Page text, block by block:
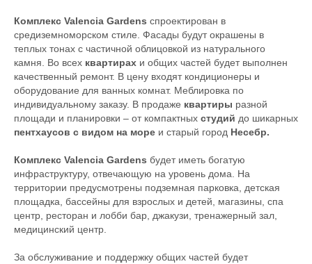
Комплекс Valencia Gardens спроектирован в
средиземноморском стиле. Фасады будут окрашены в
теплых тонах с частичной облицовкой из натурального
камня. Во всех квартирах и общих частей будет выполнен
качественный ремонт. В цену входят кондиционеры и
оборудование для ванных комнат. Меблировка по
индивидуальному заказу. В продаже квартиры разной
площади и планировки – от компактных студий до шикарных
пентхаусов с видом на море и старый город Несебр.
Комплекс Valencia Gardens будет иметь богатую
инфраструктуру, отвечающую на уровень дома. На
территории предусмотрены подземная парковка, детская
площадка, бассейны для взрослых и детей, магазины, спа
центр, ресторан и лобби бар, джакузи, тренажерный зал,
медицинский центр.
За обслуживание и поддержку общих частей будет